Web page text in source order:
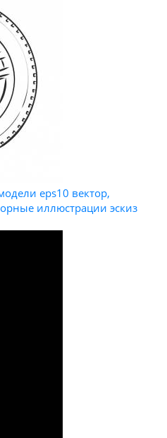
eps10 вектор,
иллюстрации эскиз